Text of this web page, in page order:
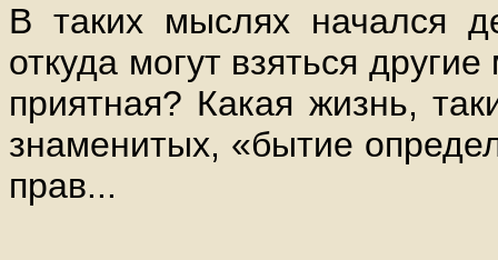
В таких мыслях начался
откуда могут взяться
приятная? Какая жизнь,
знаменитых, «бытие
прав...